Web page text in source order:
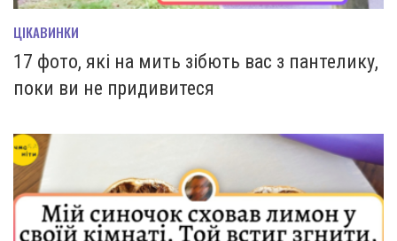
ЦІКАВИНКИ
17 фото, які на мить зiбють вас з пантелику,
поки ви не придивитеся